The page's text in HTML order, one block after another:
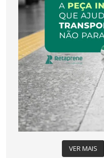
VER MAIS